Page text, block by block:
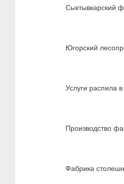
Сыктывкарский
Югорский
Услуги распила
Производство
Фабрика